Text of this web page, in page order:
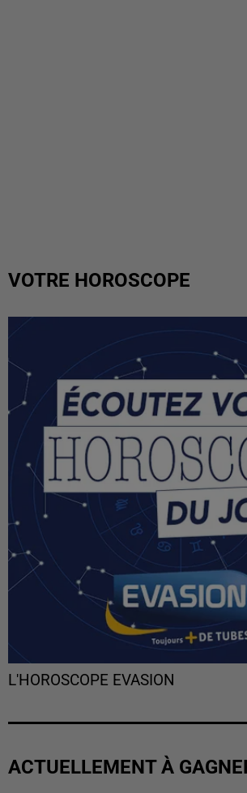
VOTRE HOROSCOPE
L'HOROSCOPE EVASION
ACTUELLEMENT À